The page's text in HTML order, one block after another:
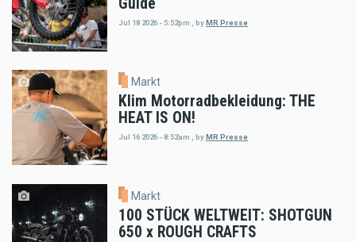
Jul 18 2026 - 5:52pm , by MR Presse
Markt
Klim Motorradbekleidung: THE
HEAT IS ON!
Jul 16 2026 - 8:52am byMR Presse
Markt
100 STÜCK WELTWEIT: SHOTGUN
650 x ROUGH CRAFTS